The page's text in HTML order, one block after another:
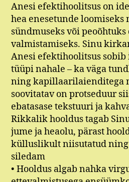
Anesi efektihoolitsus on
hea enesetunde
sündmuseks või peoõhtuks
valmistamiseks. Sinu
Anesi efektihoolitsus sobib
tüüpi nahale – ka väga
ning kapillaarilaienditega
soovitatav on protseduur
ebatasase tekstuuri ja
Rikkalik hooldus tagab
jume ja heaolu, pärast
külluslikult niisutatud
siledam
• Hooldus algab nahka